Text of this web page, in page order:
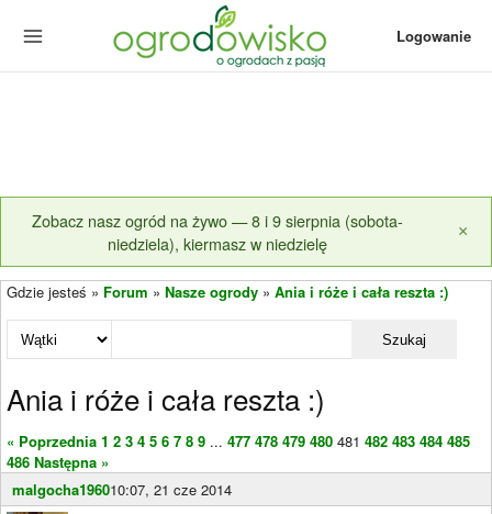
Logowanie
Zobacz nasz ogród na żywo — 8 i 9 sierpnia (sobota-
niedziela), kiermasz w niedzielę
×
Gdzie jesteś » Forum » Nasze ogrody » Ania i róże i cała reszta :)
Szukaj
Ania i róże i cała reszta :)
« Poprzednia 1 2 3 4 5 6 7 8 9 ... 477 478 479 480 481 482 483 484 485
486 Następna »
malgocha196010:07, 21 cze 2014